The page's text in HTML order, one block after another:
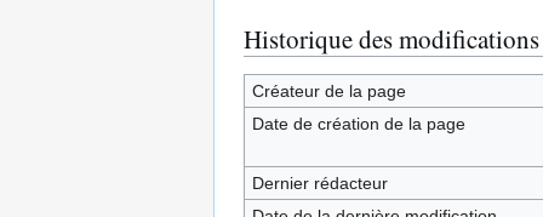
Historique des modifications
Créateur de la page
Date de création de la page
Dernier rédacteur